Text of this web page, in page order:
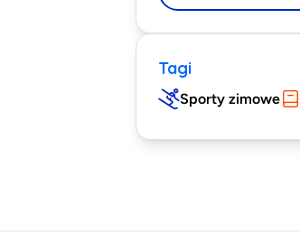
Tagi
Sporty zimowe